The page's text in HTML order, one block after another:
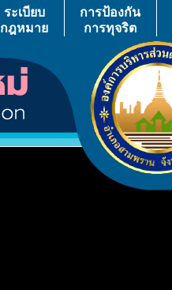
ระเบียบ
กฎหมาย
การป้องกัน
การทุจริต